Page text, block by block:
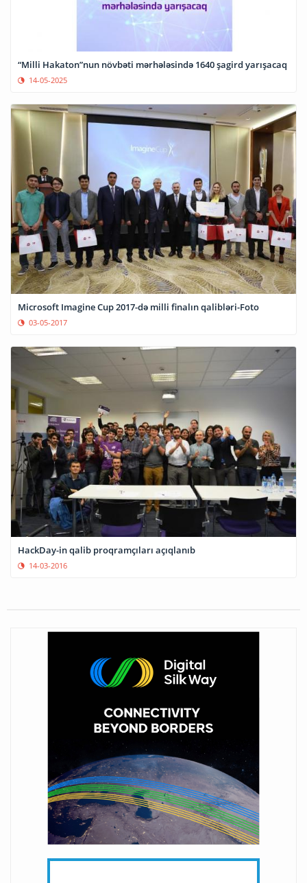
“Milli Hakaton”nun növbəti mərhələsində 1640 şagird yarışacaq
14-05-2025
Microsoft Imagine Cup 2017-də milli finalın qalibləri-Foto
03-05-2017
HackDay-in qalib proqramçıları açıqlanıb
14-03-2016